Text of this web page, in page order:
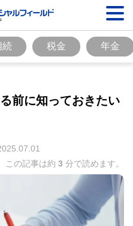
続 税金 年金
前に知っておきたい
この記事は約 3 分で読めます。